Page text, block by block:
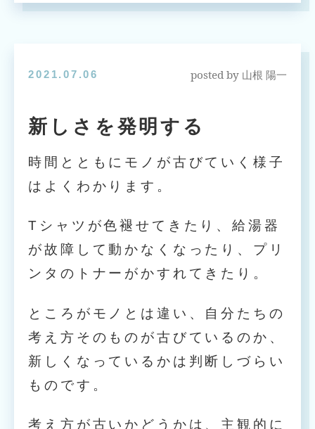
2021.07.06 posted by 山根 陽一
新しさを発明する
時間とともにモノが古びていく様子
はよくわかります。
Tシャツが色褪せてきたり、給湯器
が故障して動かなくなったり、プリ
ンタのトナーがかすれてきたり。
ところがモノとは違い、自分たちの
考え方そのものが古びているのか、
新しくなっているかは判断しづらい
ものです。
考え方が古いかどうかは、主観的に